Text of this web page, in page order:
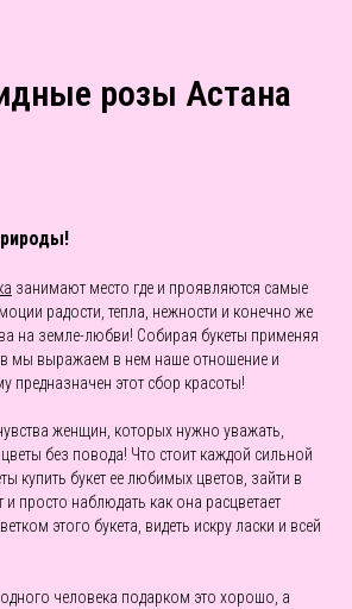
розы Астана
занимают место где и проявляются самые
радости, тепла, нежности и конечно же
на земле-любви! Собирая букеты применяя
мы выражаем в нем наше отношение и
предназначен этот сбор красоты!
женщин, которых нужно уважать,
без повода! Что стоит каждой сильной
купить букет ее любимых цветов, зайти в
и просто наблюдать как она расцветает
этого букета, видеть искру ласки и всей
человека подарком это хорошо, а